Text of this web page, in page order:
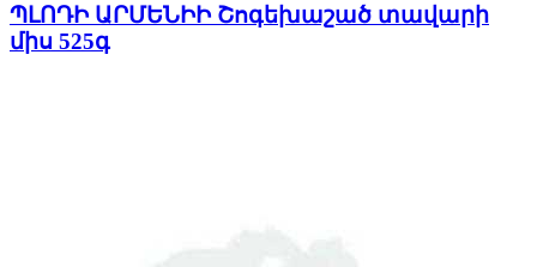
ՊԼՈԴԻ ԱՐՄԵՆԻԻ Շոգեխաշած տավարի
միս 525գ